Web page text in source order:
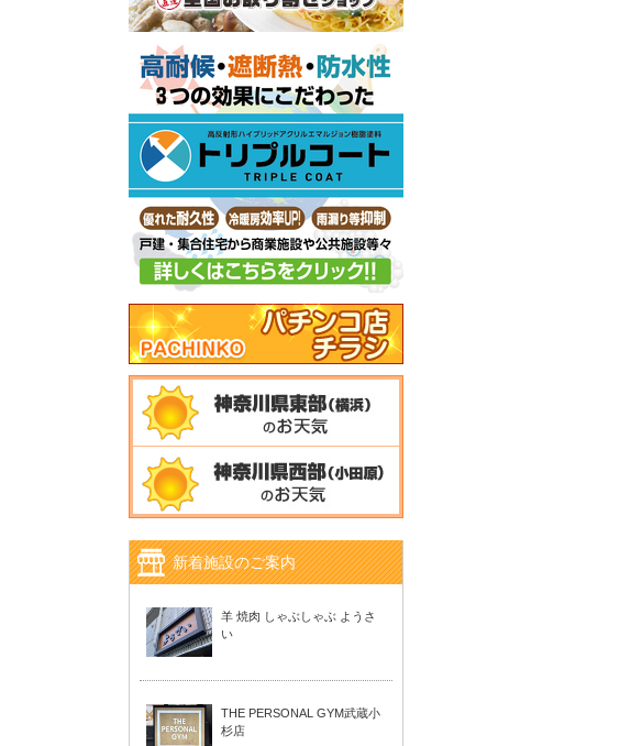
新着施設のご案内
羊 焼肉 しゃぶしゃぶ ようさ
い
THE PERSONAL GYM武蔵小
杉店